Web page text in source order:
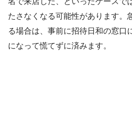
たさなくなる可能性があります。
る場合は、事前に招待日和の窓口
になって慌てずに済みます。